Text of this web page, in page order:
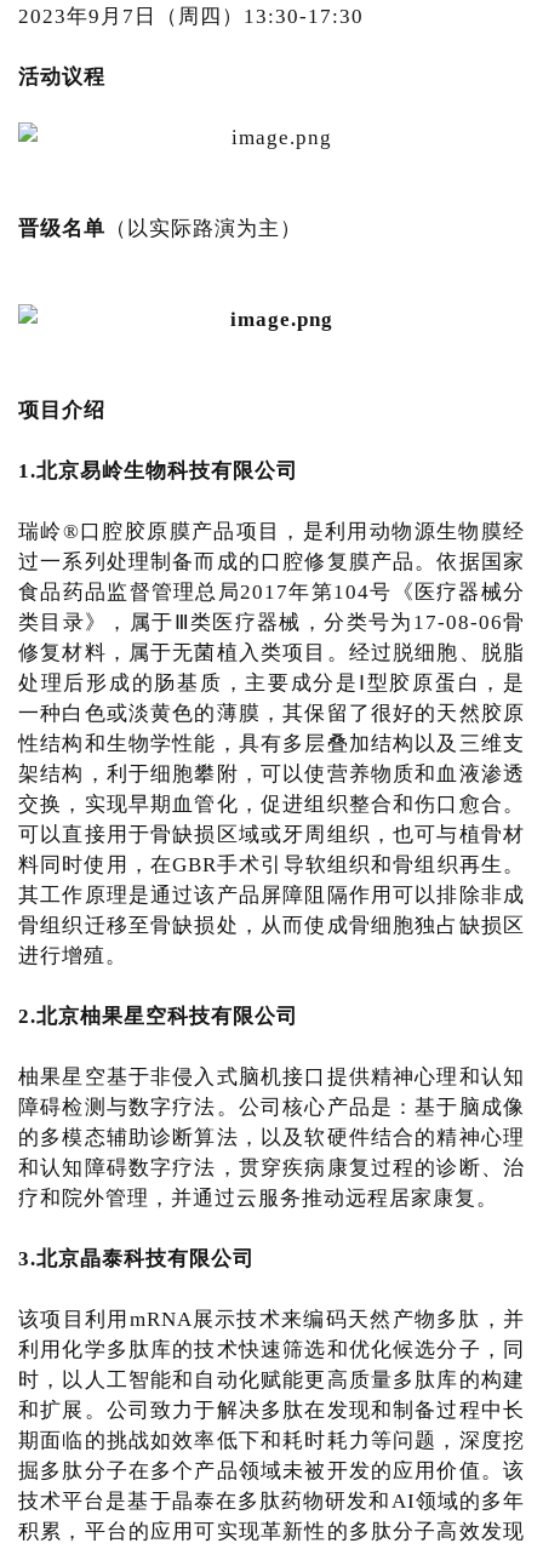
2023年9月7日（周四）13:30-17:30
活动议程
晋级名单 （以实际路演为主）
项目介绍
1.北京易岭生物科技有限公司
瑞岭®口腔胶原膜产品项目，是利用动物源生物膜经
过一系列处理制备而成的口腔修复膜产品。依据国家
食品药品监督管理总局2017年第104号《医疗器械分
类目录》，属于Ⅲ类医疗器械，分类号为17-08-06骨
修复材料，属于无菌植入类项目。经过脱细胞、脱脂
处理后形成的肠基质，主要成分是Ⅰ型胶原蛋白，是
一种白色或淡黄色的薄膜，其保留了很好的天然胶原
性结构和生物学性能，具有多层叠加结构以及三维支
架结构，利于细胞攀附，可以使营养物质和血液渗透
交换，实现早期血管化，促进组织整合和伤口愈合。
可以直接用于骨缺损区域或牙周组织，也可与植骨材
料同时使用，在GBR手术引导软组织和骨组织再生。
其工作原理是通过该产品屏障阻隔作用可以排除非成
骨组织迁移至骨缺损处，从而使成骨细胞独占缺损区
进行增殖。
2.北京柚果星空科技有限公司
柚果星空基于非侵入式脑机接口提供精神心理和认知
障碍检测与数字疗法。公司核心产品是：基于脑成像
的多模态辅助诊断算法，以及软硬件结合的精神心理
和认知障碍数字疗法，贯穿疾病康复过程的诊断、治
疗和院外管理，并通过云服务推动远程居家康复。
3.北京晶泰科技有限公司
该项目利用mRNA展示技术来编码天然产物多肽，并
利用化学多肽库的技术快速筛选和优化候选分子，同
时，以人工智能和自动化赋能更高质量多肽库的构建
和扩展。公司致力于解决多肽在发现和制备过程中长
期面临的挑战如效率低下和耗时耗力等问题，深度挖
掘多肽分子在多个产品领域未被开发的应用价值。该
技术平台是基于晶泰在多肽药物研发和AI领域的多年
积累，平台的应用可实现革新性的多肽分子高效发现